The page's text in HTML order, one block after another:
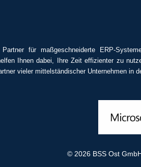
für maßgeschneiderte ERP-
Ihnen dabei, Ihre Zeit effizienter zu
vieler mittelständischer Unternehmen
© 2026 BSS Ost